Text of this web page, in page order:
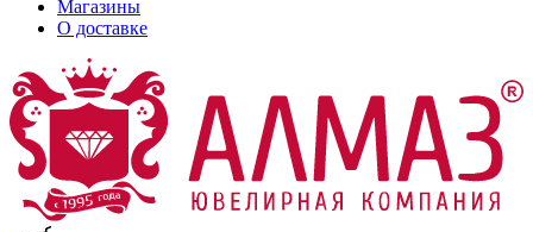
Магазины
О доставке